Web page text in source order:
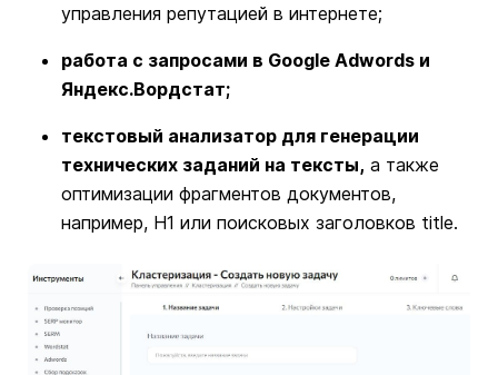
управления репутацией в интернете;
работа с запросами в Google Adwords и
Яндекс.Вордстат;
текстовый анализатор для генерации
технических заданий на тексты, а также
оптимизации фрагментов документов,
например, Н1 или поисковых заголовков title.